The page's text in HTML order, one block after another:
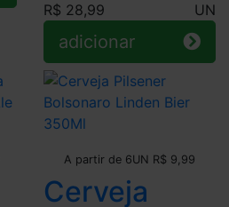
R$ 28,99 UN
adicionar
A partir de 6UN R$ 9,99
Cerveja